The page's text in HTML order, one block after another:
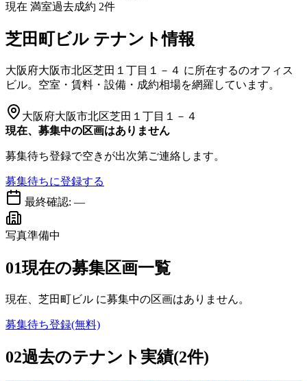
現在 満室過去成約 2件
芝田町ビル テナント情報
大阪府大阪市北区芝田１丁目１－４ に所在するのオフィス
ビル。空室・賃料・設備・成約相場を網羅しています。
大阪府大阪市北区芝田１丁目１－４
現在、募集中の区画はありません
募集待ち登録で空きが出次第ご連絡します。
募集待ちに登録する
最終確認: —
写真準備中
01現在の募集区画一覧
現在、 芝田町ビル に募集中の区画はありません。
募集待ち登録(無料)
02過去のテナント実績(2件)